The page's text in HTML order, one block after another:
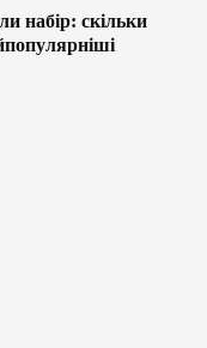
набір: скільки